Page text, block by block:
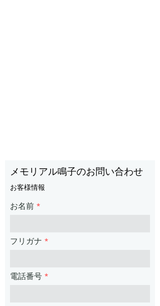
メモリアル鳴子のお問い合わせ
お客様情報
お名前
フリガナ
電話番号